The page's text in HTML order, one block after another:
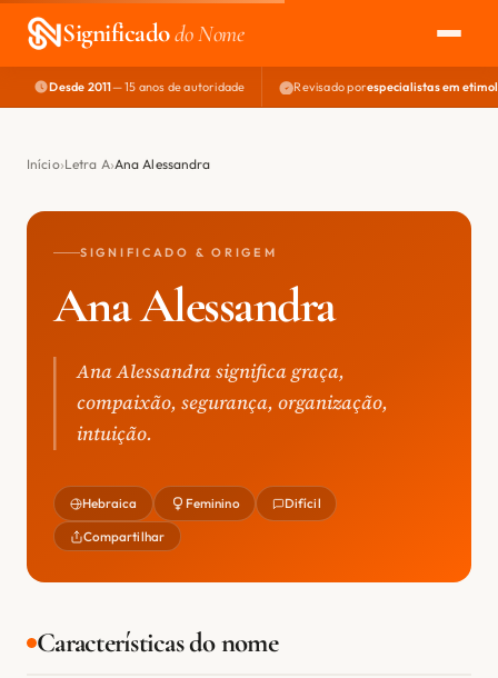
Significadodo Nome
EXPLORAR
NOME PERFEITO
Desde 2011— 15 anos de autoridade Revisado porespecialistas em
Início Letra A Ana Alessandra
SIGNIFICADO & ORIGEM
Ana Alessandra
Ana Alessandra significa graça,
compaixão, segurança, organização,
intuição.
Hebraica Feminino Difícil
Compartilhar
Características do nome